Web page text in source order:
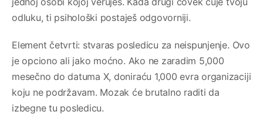
odluku, ti psihološki postaješ odgovorniji.
Element četvrti: stvaras posledicu za neispunjenje. Ovo
je opciono ali jako moćno. Ako ne zaradim 5,000
mesečno do datuma X, doniraću 1,000 evra organizaciji
koju ne podržavam. Mozak će brutalno raditi da
izbegne tu posledicu.